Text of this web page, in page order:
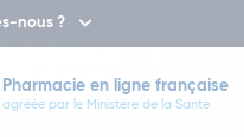
nous ?
Pharmacie en ligne française
agréée par le Ministère de la Santé